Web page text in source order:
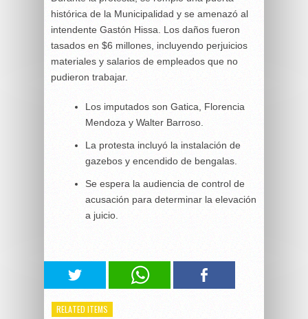
histórica de la Municipalidad y se amenazó al
intendente Gastón Hissa. Los daños fueron
tasados en $6 millones, incluyendo perjuicios
materiales y salarios de empleados que no
pudieron trabajar.
Los imputados son Gatica, Florencia
Mendoza y Walter Barroso.
La protesta incluyó la instalación de
gazebos y encendido de bengalas.
Se espera la audiencia de control de
acusación para determinar la elevación
a juicio.
RELATED ITEMS